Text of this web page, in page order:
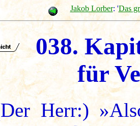
Jakob Lorber: 'Das
038.
für
Herr:)